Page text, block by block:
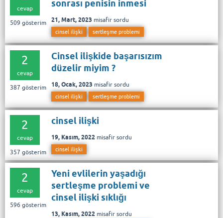
cevap
509 gösterim
sonrası penisin inmesi
21, Mart, 2023 misafir sordu
cinsel ilişki sertleşme problemi
2
cevap
387 gösterim
Cinsel ilişkide başarısızım
düzelir miyim ?
18, Ocak, 2023 misafir sordu
cinsel ilişki sertleşme problemi
2
cevap
357 gösterim
cinsel ilişki
19, Kasım, 2022 misafir sordu
cinsel ilişki
2
cevap
596 gösterim
Yeni evlilerin yaşadığı
sertleşme problemi ve
cinsel ilişki sıklığı
13, Kasım, 2022 misafir sordu